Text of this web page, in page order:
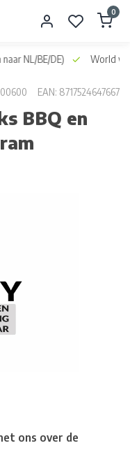
0
NL/BE/DE) World
EAN: 8717524647667
BBQ en
ons over de